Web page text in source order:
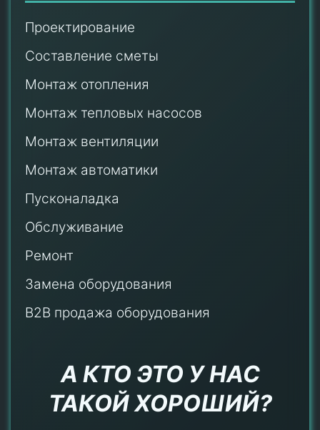
Проектирование
Составление сметы
Монтаж отопления
Монтаж тепловых насосов
Монтаж вентиляции
Монтаж автоматики
Пусконаладка
Обслуживание
Ремонт
Замена оборудования
B2B продажа оборудования
А КТО ЭТО У НАС
ТАКОЙ ХОРОШИЙ?